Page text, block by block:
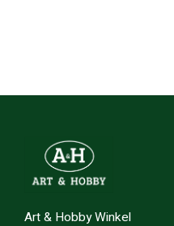
Art & Hobby Winkel